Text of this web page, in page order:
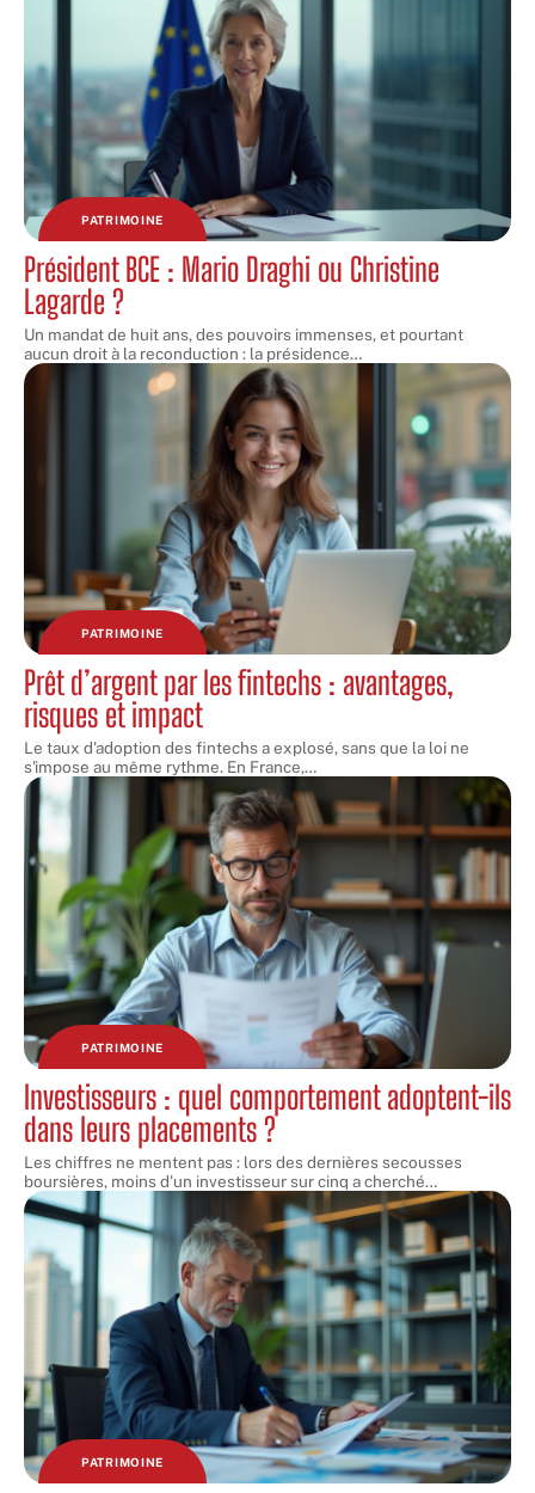
PATRIMOINE
Président BCE : Mario Draghi ou Christine
Lagarde ?
Un mandat de huit ans, des pouvoirs immenses, et pourtant
aucun droit à la reconduction : la présidence…
PATRIMOINE
Prêt d’argent par les fintechs : avantages,
risques et impact
Le taux d'adoption des fintechs a explosé, sans que la loi ne
s'impose au même rythme. En France,…
PATRIMOINE
Investisseurs : quel comportement adoptent-ils
dans leurs placements ?
Les chiffres ne mentent pas : lors des dernières secousses
boursières, moins d'un investisseur sur cinq a cherché…
PATRIMOINE